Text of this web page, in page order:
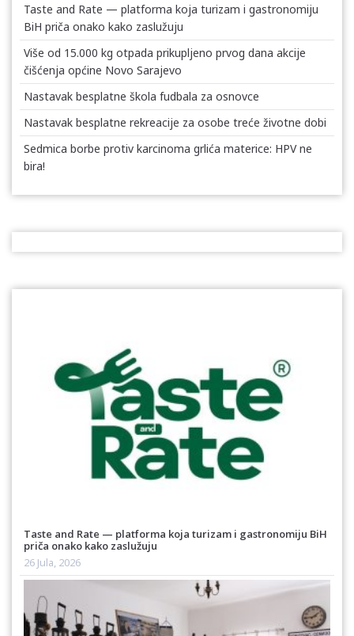
Taste and Rate — platforma koja turizam i gastronomiju
BiH priča onako kako zaslužuju
Više od 15.000 kg otpada prikupljeno prvog dana akcije
čišćenja općine Novo Sarajevo
Nastavak besplatne škola fudbala za osnovce
Nastavak besplatne rekreacije za osobe treće životne dobi
Sedmica borbe protiv karcinoma grlića materice: HPV ne
bira!
Taste and Rate — platforma koja turizam i gastronomiju BiH
priča onako kako zaslužuju
26 Jula, 2026